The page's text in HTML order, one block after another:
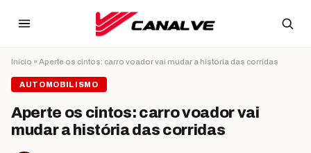
Início »Aperte os cintos: carro voador vai mudar a história das corridas
AUTOMOBILISMO
Aperte os cintos: carro voador vai
mudar a história das corridas